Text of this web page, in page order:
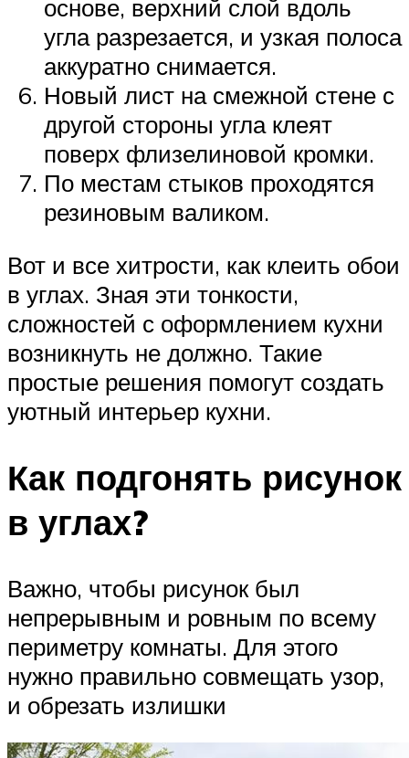
основе, верхний слой вдоль
угла разрезается, и узкая полоса
аккуратно снимается.
Новый лист на смежной стене с
другой стороны угла клеят
поверх флизелиновой кромки.
По местам стыков проходятся
резиновым валиком.
Вот и все хитрости, как клеить обои
в углах. Зная эти тонкости,
сложностей с оформлением кухни
возникнуть не должно. Такие
простые решения помогут создать
уютный интерьер кухни.
Как подгонять рисунок
в углах?
Важно, чтобы рисунок был
непрерывным и ровным по всему
периметру комнаты. Для этого
нужно правильно совмещать узор,
и обрезать излишки